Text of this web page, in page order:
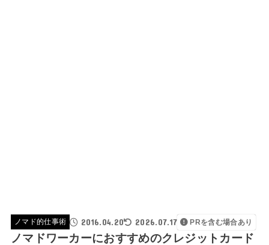
ノマド的仕事術 2016.04.20 2026.07.17 PRを含む場合あり
ノマドワーカーにおすすめのクレジットカード